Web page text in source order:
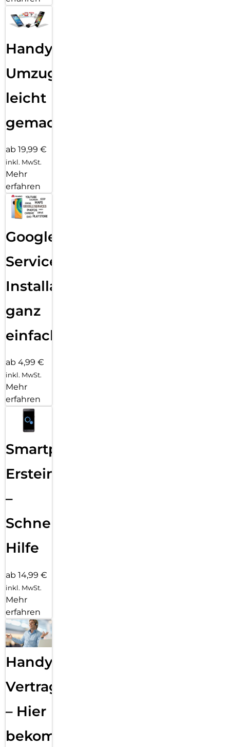
Handy
Umzug
leicht
gemacht!
ab 19,99 €
inkl. MwSt.
Mehr
erfahren
Google
Services
Installation
ganz
einfach
ab 4,99 €
inkl. MwSt.
Mehr
erfahren
Smartphone
Ersteinrichtung
–
Schnelle
Hilfe
ab 14,99 €
inkl. MwSt.
Mehr
erfahren
Handy
Vertragsabwicklung
– Hier
bekommst